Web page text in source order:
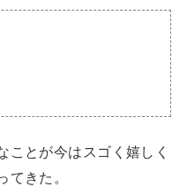
ことが今はスゴく嬉しく
てきた。